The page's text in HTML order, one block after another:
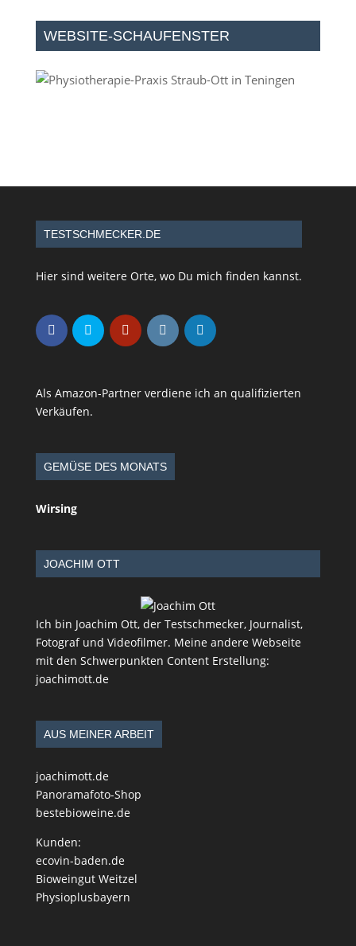
WEBSITE-SCHAUFENSTER
TESTSCHMECKER.DE
Hier sind weitere Orte, wo Du mich finden kannst.
Als Amazon-Partner verdiene ich an qualifizierten
Verkäufen.
GEMÜSE DES MONATS
Wirsing
JOACHIM OTT
Ich bin Joachim Ott, der Testschmecker, Journalist,
Fotograf und Videofilmer. Meine andere Webseite
mit den Schwerpunkten Content Erstellung:
joachimott.de
AUS MEINER ARBEIT
joachimott.de
Panoramafoto-Shop
bestebioweine.de
Kunden:
ecovin-baden.de
Bioweingut Weitzel
Physioplusbayern